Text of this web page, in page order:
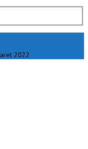
2022